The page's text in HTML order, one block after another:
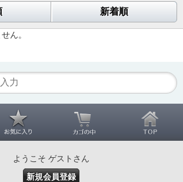
新着順
ん。
ようこそ ゲストさん
新規会員登録